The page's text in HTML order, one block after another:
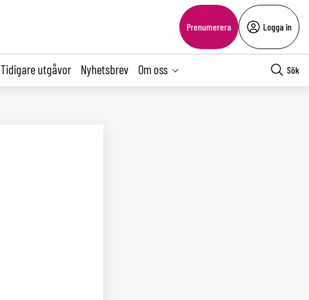
Prenumerera Logga in
Tidigare utgåvor Nyhetsbrev Om oss Sök